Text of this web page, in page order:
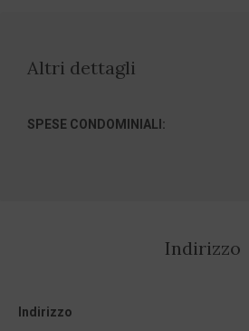
Altri dettagli
SPESE CONDOMINIALI:
Indirizzo
Indirizzo